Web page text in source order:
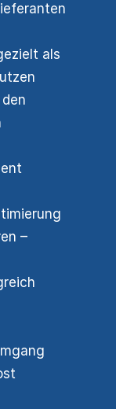
als
–